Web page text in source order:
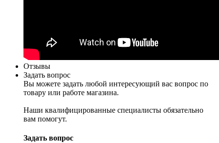
Отзывы
Задать вопрос
Вы можете задать любой интересующий вас вопрос по
товару или работе магазина.
Наши квалифицированные специалисты обязательно
вам помогут.
Задать вопрос